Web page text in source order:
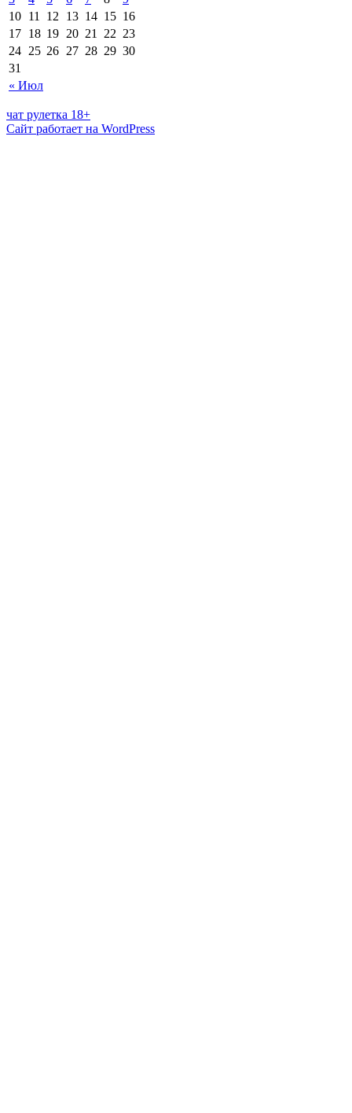
« Июл
10 11 12 13 14 15 16
17 18 19 20 21 22 23
24 25 26 27 28 29 30
31
чат рулетка 18+
Сайт работает на WordPress